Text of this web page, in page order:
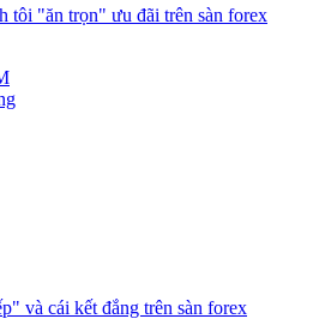
tôi "ăn trọn" ưu đãi trên sàn forex
và cái kết đắng trên sàn forex